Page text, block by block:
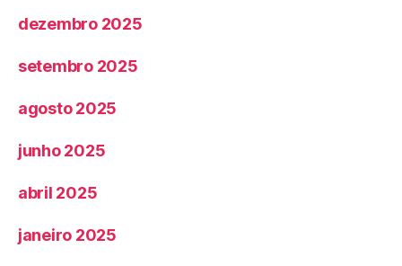
dezembro 2025
setembro 2025
agosto 2025
junho 2025
abril 2025
janeiro 2025